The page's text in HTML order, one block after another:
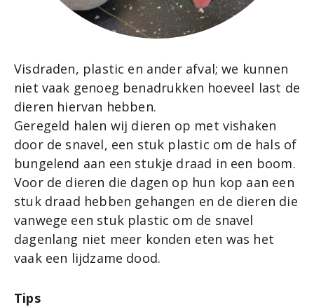
Visdraden, plastic en ander afval; we kunnen
niet vaak genoeg benadrukken hoeveel last de
dieren hiervan hebben.
Geregeld halen wij dieren op met vishaken
door de snavel, een stuk plastic om de hals of
bungelend aan een stukje draad in een boom.
Voor de dieren die dagen op hun kop aan een
stuk draad hebben gehangen en de dieren die
vanwege een stuk plastic om de snavel
dagenlang niet meer konden eten was het
vaak een lijdzame dood.
Tips